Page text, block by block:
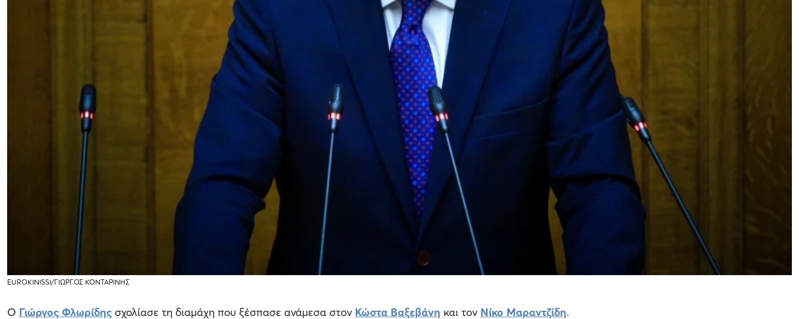
EUROKINISSI/ΓΙΩΡΓΟΣ ΚΟΝΤΑΡΙΝΗΣ
Ο Γιώργος Φλωρίδης σχολίασε τη διαμάχη που ξέσπασε ανάμεσα στον Κώστα Βαξεβάνη και τον Νίκο Μαραντζίδη.